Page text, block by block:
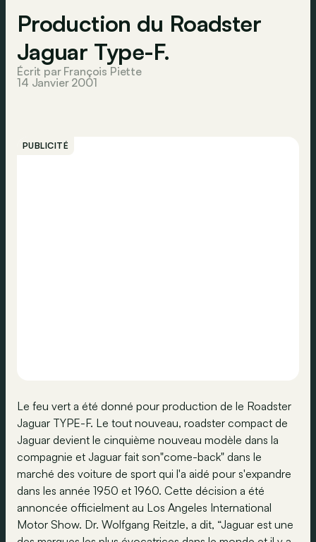
Production du Roadster
Jaguar Type-F.
Écrit par François Piette
14 Janvier 2001
PUBLICITÉ
Le feu vert a été donné pour production de le Roadster
Jaguar TYPE-F. Le tout nouveau, roadster compact de
Jaguar devient le cinquième nouveau modèle dans la
compagnie et Jaguar fait son"come-back" dans le
marché des voiture de sport qui l'a aidé pour s'expandre
dans les année 1950 et 1960. Cette décision a été
annoncée officielment au Los Angeles International
Motor Show. Dr. Wolfgang Reitzle, a dit, “Jaguar est une